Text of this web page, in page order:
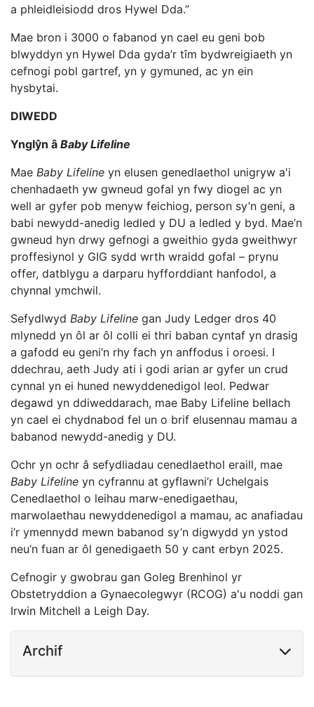
a phleidleisiodd dros Hywel Dda.”
Mae bron i 3000 o fabanod yn cael eu geni bob
blwyddyn yn Hywel Dda gyda’r tîm bydwreigiaeth yn
cefnogi pobl gartref, yn y gymuned, ac yn ein
hysbytai.
DIWEDD
Ynglŷn â Baby Lifeline
Mae Baby Lifeline yn elusen genedlaethol unigryw a'i
chenhadaeth yw gwneud gofal yn fwy diogel ac yn
well ar gyfer pob menyw feichiog, person sy’n geni, a
babi newydd-anedig ledled y DU a ledled y byd. Mae’n
gwneud hyn drwy gefnogi a gweithio gyda gweithwyr
proffesiynol y GIG sydd wrth wraidd gofal – prynu
offer, datblygu a darparu hyfforddiant hanfodol, a
chynnal ymchwil.
Sefydlwyd Baby Lifeline gan Judy Ledger dros 40
mlynedd yn ôl ar ôl colli ei thri baban cyntaf yn drasig
a gafodd eu geni’n rhy fach yn anffodus i oroesi. I
ddechrau, aeth Judy ati i godi arian ar gyfer un crud
cynnal yn ei huned newyddenedigol leol. Pedwar
degawd yn ddiweddarach, mae Baby Lifeline bellach
yn cael ei chydnabod fel un o brif elusennau mamau a
babanod newydd-anedig y DU.
Ochr yn ochr â sefydliadau cenedlaethol eraill, mae
Baby Lifeline yn cyfrannu at gyflawni’r Uchelgais
Cenedlaethol o leihau marw-enedigaethau,
marwolaethau newyddenedigol a mamau, ac anafiadau
i’r ymennydd mewn babanod sy’n digwydd yn ystod
neu’n fuan ar ôl genedigaeth 50 y cant erbyn 2025.
Cefnogir y gwobrau gan Goleg Brenhinol yr
Obstetryddion a Gynaecolegwyr (RCOG) a'u noddi gan
Irwin Mitchell a Leigh Day.
Archif